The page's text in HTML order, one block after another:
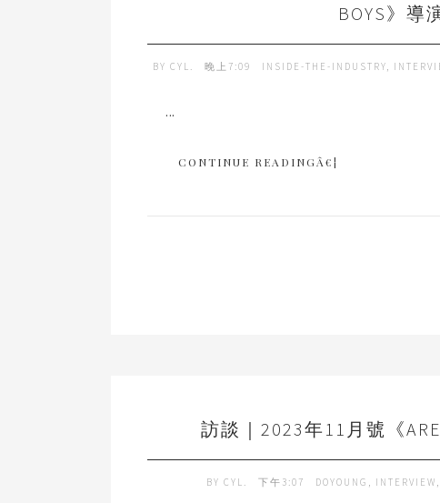
BOYS》導
BY CYL. 晚上7:09 INSIDE-THE-INDUSTRY,
...
CONTINUE READINGÂ€¦
訪談｜2023年11月號《
BY CYL. 下午3:07 DOYOUNG , INTERVIEW ,